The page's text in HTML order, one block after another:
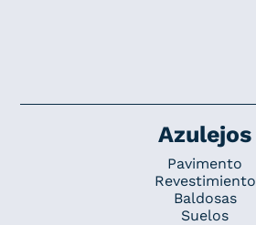
Azulejos
Pavimento
Revestimiento
Baldosas
Suelos